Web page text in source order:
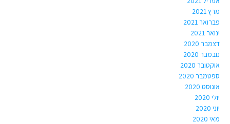
מרץ 2021
פברואר 2021
ינואר 2021
דצמבר 2020
נובמבר 2020
אוקטובר 2020
ספטמבר 2020
אוגוסט 2020
יולי 2020
יוני 2020
מאי 2020